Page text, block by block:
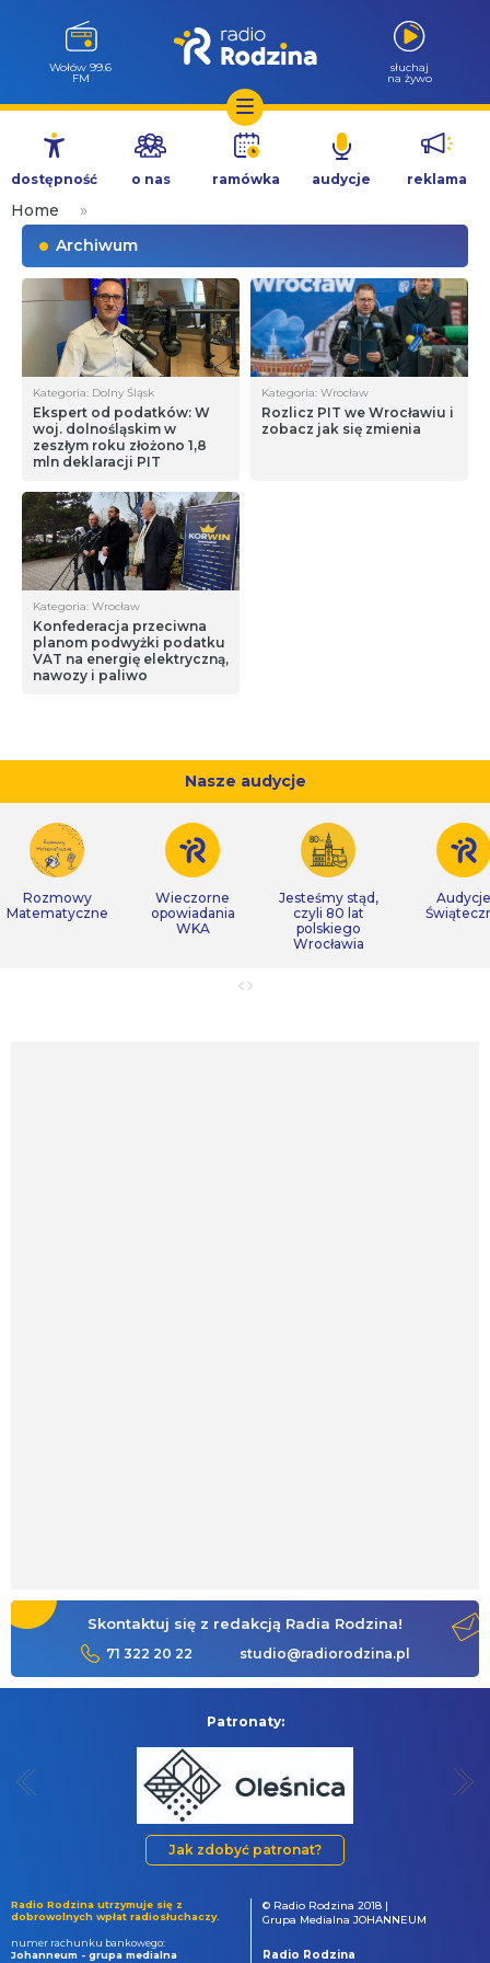
Przejdź
treści
Wołów 99.6
FM
słuchaj
na żywo
dostępność o nas ramówka audycje reklama
Home
»
Archiwum
Kategoria: Dolny Śląsk
Ekspert od podatków: W
woj. dolnośląskim w
zeszłym roku złożono 1,8
mln deklaracji PIT
Kategoria: Wrocław
Rozlicz PIT we Wrocławiu i
zobacz jak się zmienia
Kategoria: Wrocław
Konfederacja przeciwna
planom podwyżki podatku
VAT na energię elektryczną,
nawozy i paliwo
Nasze audycje
Rozmowy
Matematyczne
Wieczorne
opowiadania
WKA
Jesteśmy stąd,
czyli 80 lat
polskiego
Wrocławia
Audycje
Skontaktuj się z redakcją Radia Rodzina!
71 322 20 22 studio@radiorodzina.pl
Patronaty:
Jak zdobyć patronat?
Radio Rodzina utrzymuje się z
dobrowolnych wpłat radiosłuchaczy.
numer rachunku bankowego:
Johanneum - grupa medialna
© Radio Rodzina 2018 |
Grupa Medialna JOHANNEUM
Radio Rodzina